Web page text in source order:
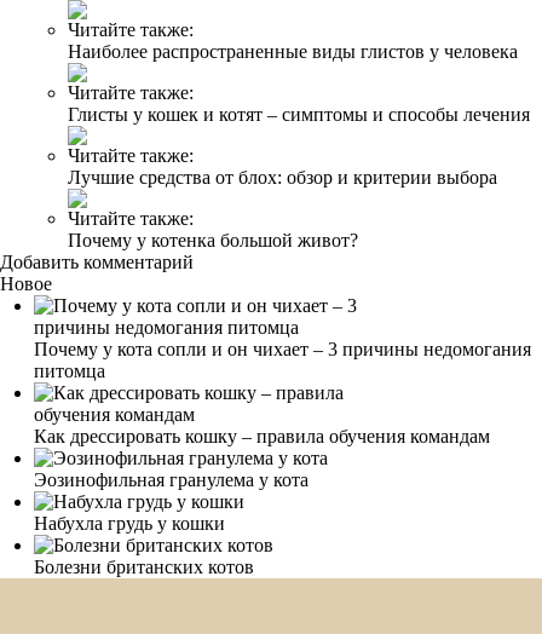
Читайте также:
Наиболее распространенные виды глистов у человека
Читайте также:
Глисты у кошек и котят – симптомы и способы лечения
Читайте также:
Лучшие средства от блох: обзор и критерии выбора
Читайте также:
Почему у котенка большой живот?
Добавить комментарий
Новое
Почему у кота сопли и он чихает – 3 причины недомогания
питомца
Как дрессировать кошку – правила обучения командам
Эозинофильная гранулема у кота
Набухла грудь у кошки
Болезни британских котов